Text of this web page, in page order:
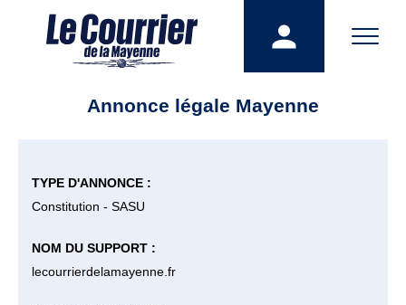
Annonce légale Mayenne
TYPE D'ANNONCE :
Constitution - SASU
NOM DU SUPPORT :
lecourrierdelamayenne.fr